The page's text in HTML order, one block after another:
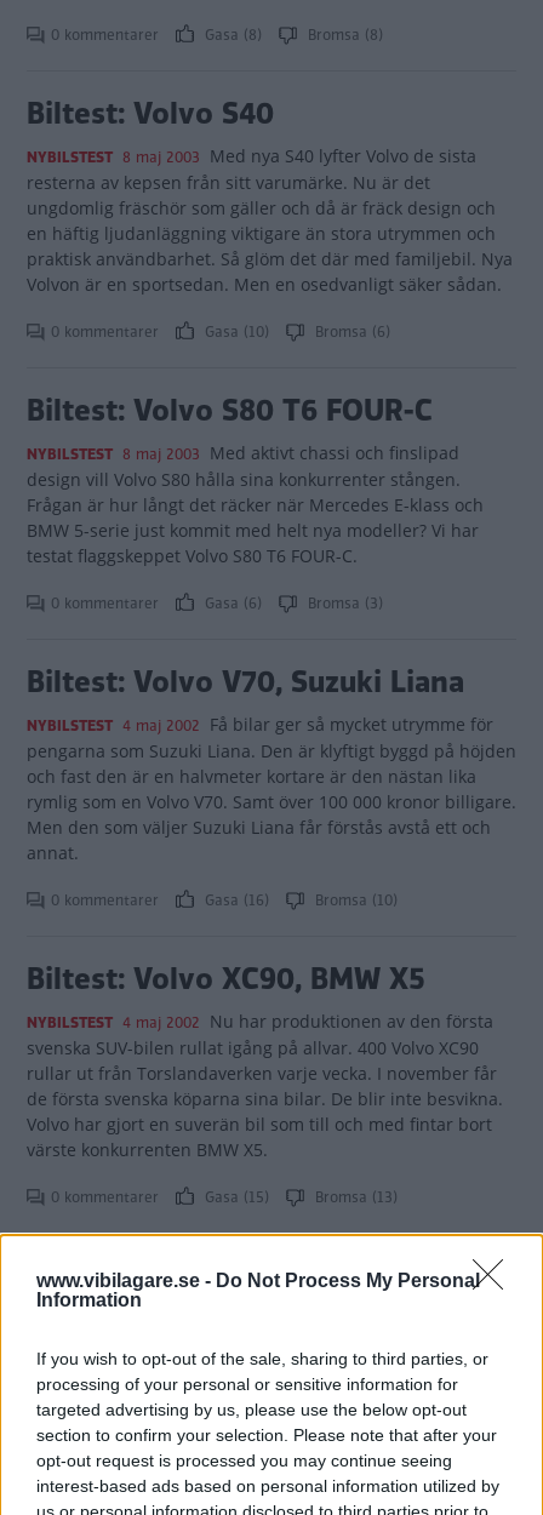
www.vibilagare.se - Do Not Process My Personal
Information
If you wish to opt-out of the sale, sharing to third parties, or
processing of your personal or sensitive information for
targeted advertising by us, please use the below opt-out
section to confirm your selection. Please note that after your
opt-out request is processed you may continue seeing
interest-based ads based on personal information utilized by
0 kommentarer Gasa (8) Bromsa (8)
Biltest: Volvo S40
NYBILSTEST 8 maj 2003 Med nya S40 lyfter Volvo de sista
resterna av kepsen från sitt varumärke. Nu är det
ungdomlig fräschör som gäller och då är fräck design och
en häftig ljudanläggning viktigare än stora utrymmen och
praktisk användbarhet. Så glöm det där med familjebil. Nya
Volvon är en sportsedan. Men en osedvanligt säker sådan.
0 kommentarer Gasa (10) Bromsa (6)
Biltest: Volvo S80 T6 FOUR-C
NYBILSTEST 8 maj 2003 Med aktivt chassi och finslipad
design vill Volvo S80 hålla sina konkurrenter stången.
Frågan är hur långt det räcker när Mercedes E-klass och
BMW 5-serie just kommit med helt nya modeller? Vi har
testat flaggskeppet Volvo S80 T6 FOUR-C.
0 kommentarer Gasa (6) Bromsa (3)
Biltest: Volvo V70, Suzuki Liana
NYBILSTEST 4 maj 2002 Få bilar ger så mycket utrymme för
pengarna som Suzuki Liana. Den är klyftigt byggd på höjden
och fast den är en halvmeter kortare är den nästan lika
rymlig som en Volvo V70. Samt över 100 000 kronor billigare.
Men den som väljer Suzuki Liana får förstås avstå ett och
annat.
0 kommentarer Gasa (16) Bromsa (10)
Biltest: Volvo XC90, BMW X5
NYBILSTEST 4 maj 2002 Nu har produktionen av den första
svenska SUV-bilen rullat igång på allvar. 400 Volvo XC90
rullar ut från Torslandaverken varje vecka. I november får
de första svenska köparna sina bilar. De blir inte besvikna.
Volvo har gjort en suverän bil som till och med fintar bort
värste konkurrenten BMW X5.
0 kommentarer Gasa (15) Bromsa (13)
Biltest: Saab 9-3, Audi A4, Volvo
S60
NYBILSTEST 4 maj 2002 Den glada tecknade gubben i Saab-
reklamen har rätt. Det är sprittande kul att ratta nya 9-3.
Och ju krokigare det blir, desto bättre trivs Saaben. Då
hänger varken Audi A4 eller Volvo S60 med.
0 kommentarer Gasa (9) Bromsa (8)